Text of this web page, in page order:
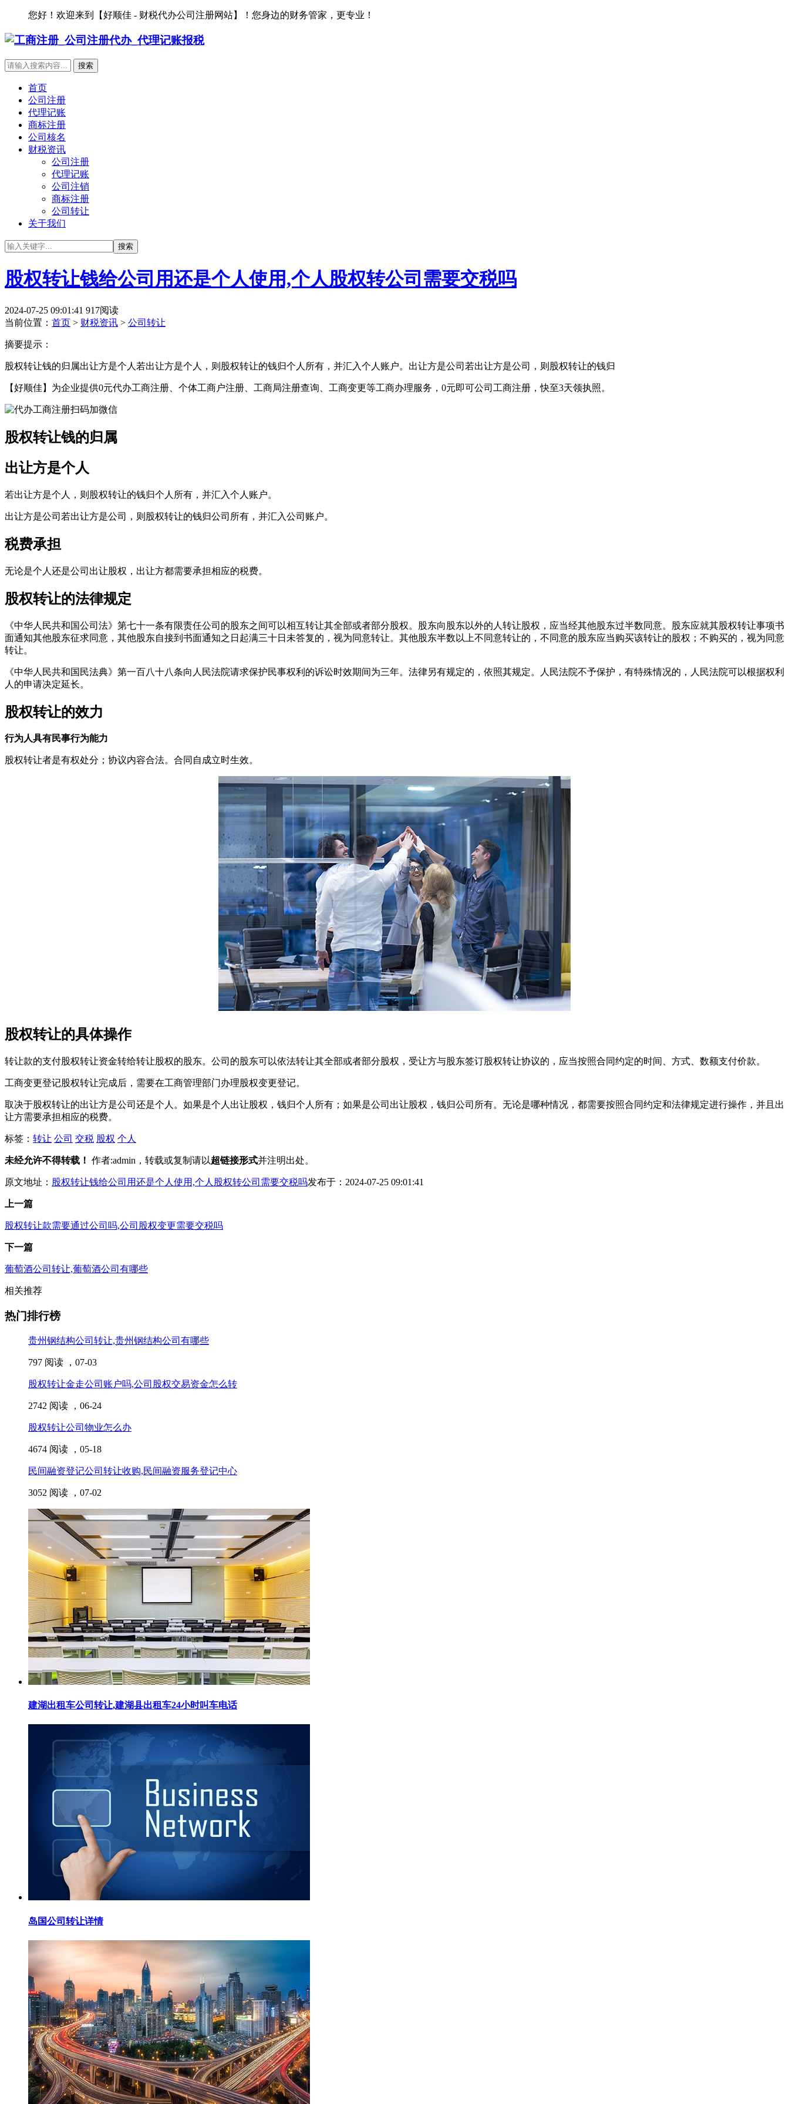
您好！欢迎来到【好顺佳 - 财税代办公司注册网站】！您身边的财务管家，更专业！
首页
公司注册
代理记账
商标注册
公司核名
财税资讯
公司注册
代理记账
公司注销
商标注册
公司转让
关于我们
股权转让钱给公司用还是个人使用,个人股权转公司需要交税吗
2024-07-25 09:01:41 917阅读
当前位置： 首页 > 财税资讯 > 公司转让
摘要提示：
股权转让钱的归属出让方是个人若出让方是个人，则股权转让的钱归个人所有，并汇入个人账户。出让方是公司若出让方是公司，则股权转让的钱归
【好顺佳】为企业提供0元代办工商注册、个体工商户注册、工商局注册查询、工商变更等工商办理服务，0元即可公司工商注册，快至3天领执照。
股权转让钱的归属
出让方是个人
若出让方是个人，则股权转让的钱归个人所有，并汇入个人账户。
出让方是公司若出让方是公司，则股权转让的钱归公司所有，并汇入公司账户。
税费承担
无论是个人还是公司出让股权，出让方都需要承担相应的税费。
股权转让的法律规定
《中华人民共和国公司法》第七十一条有限责任公司的股东之间可以相互转让其全部或者部分股权。股东向股东以外的人转让股权，应当经其他股东过半数同意。股东应就其股权转让事项书
面通知其他股东征求同意，其他股东自接到书面通知之日起满三十日未答复的，视为同意转让。其他股东半数以上不同意转让的，不同意的股东应当购买该转让的股权；不购买的，视为同意
转让。
《中华人民共和国民法典》第一百八十八条向人民法院请求保护民事权利的诉讼时效期间为三年。法律另有规定的，依照其规定。人民法院不予保护，有特殊情况的，人民法院可以根据权利
人的申请决定延长。
股权转让的效力
行为人具有民事行为能力
股权转让者是有权处分；协议内容合法。合同自成立时生效。
股权转让的具体操作
转让款的支付股权转让资金转给转让股权的股东。公司的股东可以依法转让其全部或者部分股权，受让方与股东签订股权转让协议的，应当按照合同约定的时间、方式、数额支付价款。
工商变更登记股权转让完成后，需要在工商管理部门办理股权变更登记。
取决于股权转让的出让方是公司还是个人。如果是个人出让股权，钱归个人所有；如果是公司出让股权，钱归公司所有。无论是哪种情况，都需要按照合同约定和法律规定进行操作，并且出
让方需要承担相应的税费。
标签： 转让 公司 交税 股权 个人
未经允许不得转载！ 作者:admin，转载或复制请以超链接形式并注明出处。
原文地址： 股权转让钱给公司用还是个人使用,个人股权转公司需要交税吗发布于：2024-07-25 09:01:41
上一篇
股权转让款需要通过公司吗,公司股权变更需要交税吗
下一篇
葡萄酒公司转让,葡萄酒公司有哪些
相关推荐
热门排行榜
贵州钢结构公司转让,贵州钢结构公司有哪些
797 阅读 ， 07-03
股权转让金走公司账户吗,公司股权交易资金怎么转
2742 阅读 ， 06-24
股权转让公司物业怎么办
4674 阅读 ， 05-18
民间融资登记公司转让收购,民间融资服务登记中心
3052 阅读 ， 07-02
建湖出租车公司转让,建湖县出租车24小时叫车电话
岛国公司转让详情